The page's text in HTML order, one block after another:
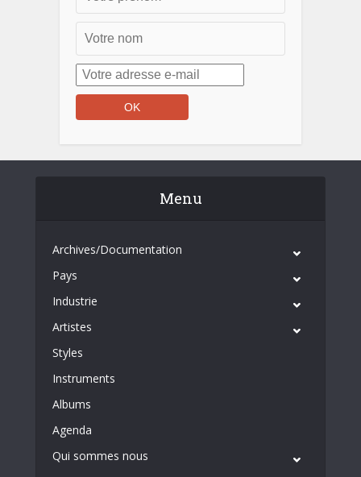
Menu
Archives/Documentation
Pays
Industrie
Artistes
Styles
Instruments
Albums
Agenda
Qui sommes nous